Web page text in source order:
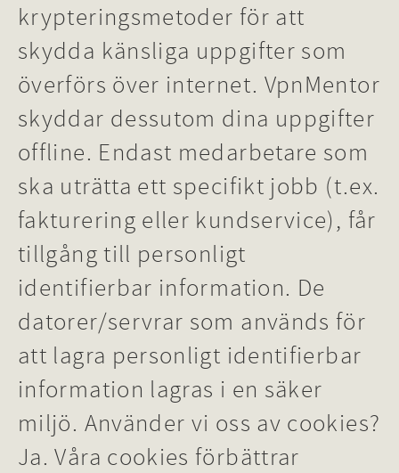
krypteringsmetoder för att
skydda känsliga uppgifter som
överförs över internet. VpnMentor
skyddar dessutom dina uppgifter
offline. Endast medarbetare som
ska uträtta ett specifikt jobb (t.ex.
fakturering eller kundservice), får
tillgång till personligt
identifierbar information. De
datorer/servrar som används för
att lagra personligt identifierbar
information lagras i en säker
miljö. Använder vi oss av cookies?
Ja. Våra cookies förbättrar